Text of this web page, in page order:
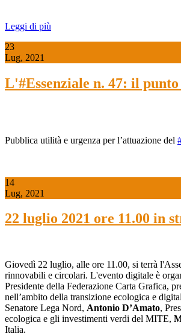
Leggi di più
23
Lug, 2021
L'#Essenziale n. 47: il
Pubblica utilità e urgenza per l’attuazione del
14
Lug, 2021
22 luglio 2021 ore 11.00 in
Giovedì 22 luglio, alle ore 11.00, si terrà
rinnovabili e circolari. L'evento digitale è
Presidente della Federazione Carta Grafica,
nell’ambito della transizione ecologica e
Senatore Lega Nord, Antonio D’Amato,
ecologica e gli investimenti verdi del MITE,
Italia.